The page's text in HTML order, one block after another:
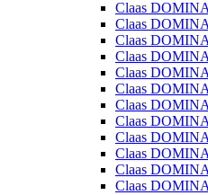
Claas
Claas
Claas
Claas
Claas
Claas
Claas
Claas
Claas
Claas
Claas
Claas